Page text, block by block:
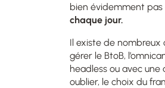
bien évidemment pas
chaque jour.
Il existe de nombreux
gérer le BtoB,
headless ou avec
oublier, le choix du